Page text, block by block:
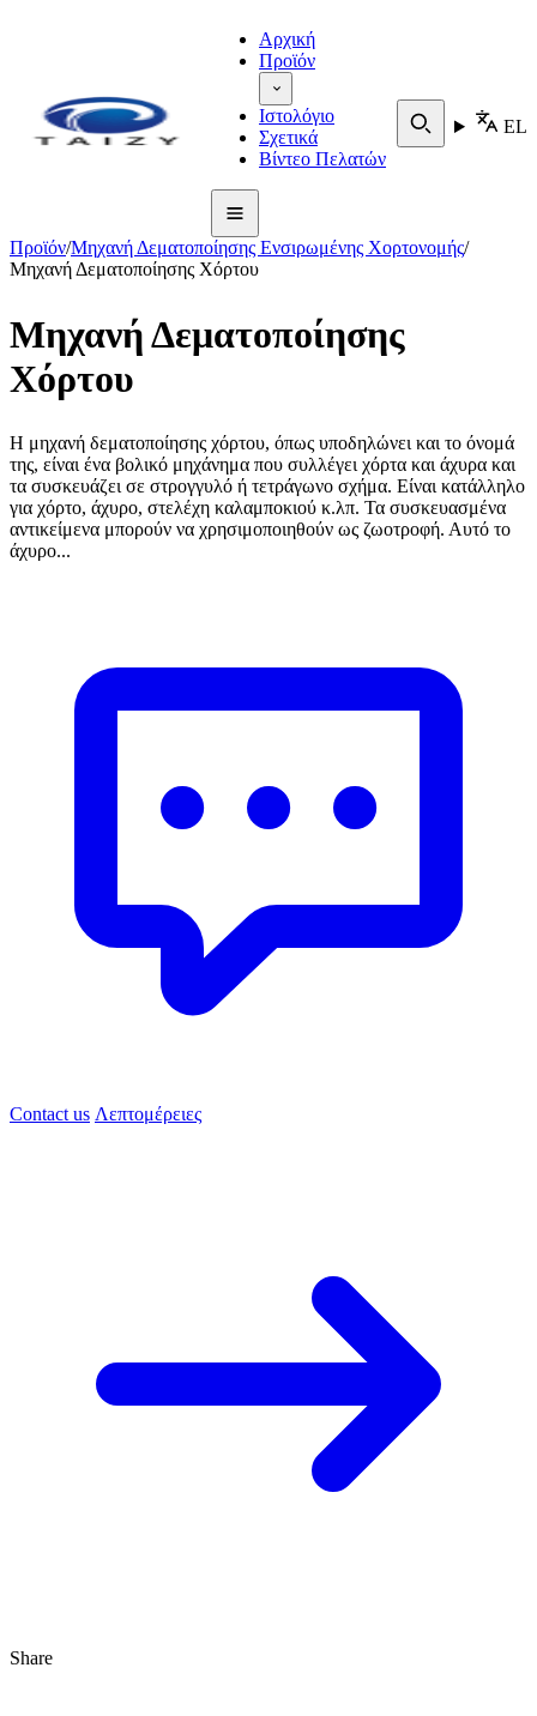
Αρχική
Προϊόν
Ιστολόγιο
Σχετικά
Βίντεο Πελατών
EL
Προϊόν/Μηχανή Δεματοποίησης Ενσιρωμένης Χορτονομής/
Μηχανή Δεματοποίησης Χόρτου
Μηχανή Δεματοποίησης
Χόρτου
Η μηχανή δεματοποίησης χόρτου, όπως υποδηλώνει και το όνομά
της, είναι ένα βολικό μηχάνημα που συλλέγει χόρτα και άχυρα και
τα συσκευάζει σε στρογγυλό ή τετράγωνο σχήμα. Είναι κατάλληλο
για χόρτο, άχυρο, στελέχη καλαμποκιού κ.λπ. Τα συσκευασμένα
αντικείμενα μπορούν να χρησιμοποιηθούν ως ζωοτροφή. Αυτό το
άχυρο...
Contact us Λεπτομέρειες
Share